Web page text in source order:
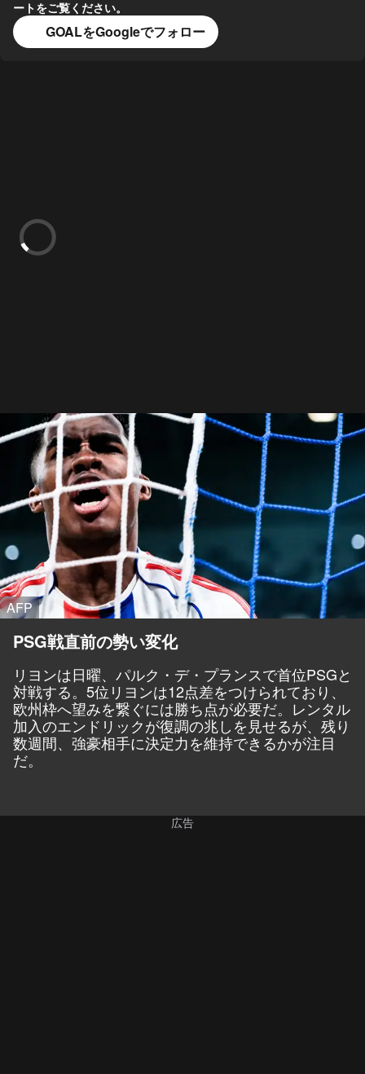
ートをご覧ください。
GOALをGoogleでフォロー
AFP
PSG戦直前の勢い変化
リヨンは日曜、パルク・デ・プランスで首位PSGと
対戦する。5位リヨンは12点差をつけられており、
欧州枠へ望みを繋ぐには勝ち点が必要だ。レンタル
加入のエンドリックが復調の兆しを見せるが、残り
数週間、強豪相手に決定力を維持できるかが注目
だ。